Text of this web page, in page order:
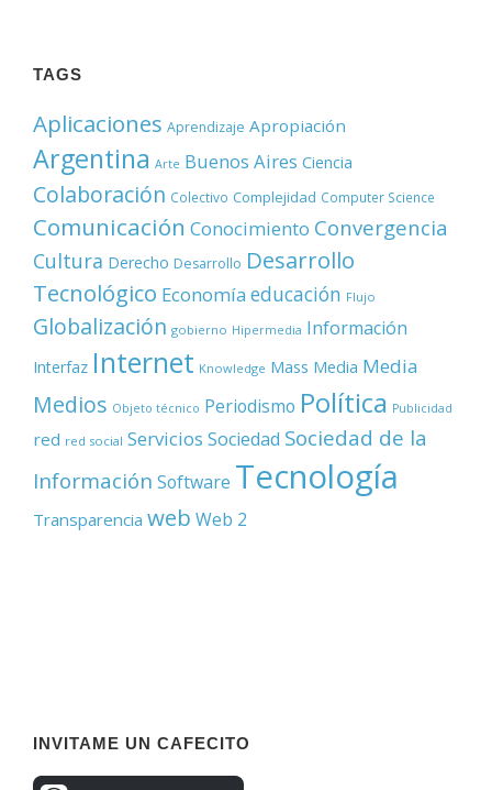
TAGS
Aplicaciones Aprendizaje Apropiación
Argentina Arte Buenos Aires Ciencia
Colaboración Colectivo Complejidad Computer Science
Comunicación Conocimiento Convergencia
Cultura Derecho Desarrollo Desarrollo
Tecnológico Economía educación Flujo
Globalización gobierno Hipermedia Información
Interfaz Internet Knowledge Mass Media Media
Medios Objeto técnico Periodismo Política Publicidad
red red social Servicios Sociedad Sociedad de la
Información Software Tecnología
Transparencia web Web 2
INVITAME UN CAFECITO